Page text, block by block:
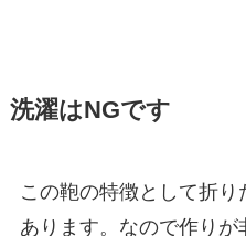
洗濯はNGです
この鞄の特徴として折
あります。なので作り